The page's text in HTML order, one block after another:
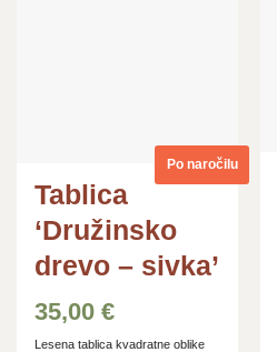
Po naročilu
Tablica
‘Družinsko
drevo – sivka’
35,00€
Lesena tablica kvadratne oblike